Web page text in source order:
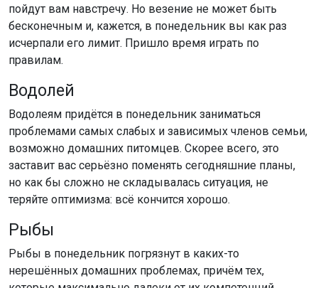
пойдут вам навстречу. Но везение не может быть
бесконечным и, кажется, в понедельник вы как раз
исчерпали его лимит. Пришло время играть по
правилам.
Водолей
Водолеям придётся в понедельник заниматься
проблемами самых слабых и зависимых членов семьи,
возможно домашних питомцев. Скорее всего, это
заставит вас серьёзно поменять сегодняшние планы,
но как бы сложно не складывалась ситуация, не
теряйте оптимизма: всё кончится хорошо.
Рыбы
Рыбы в понедельник погрязнут в каких-то
нерешённых домашних проблемах, причём тех,